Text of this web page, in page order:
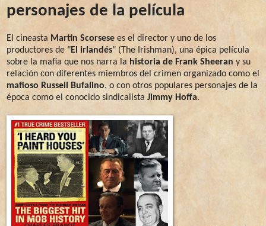
personajes de la película
El cineasta Martin Scorsese es el director y uno de los
productores de "El irlandés" (The Irishman), una épica película
sobre la mafia que nos narra la historia de Frank Sheeran y su
relación con diferentes miembros del crimen organizado como el
mafioso Russell Bufalino, o con otros populares personajes de la
época como el conocido sindicalista Jimmy Hoffa.